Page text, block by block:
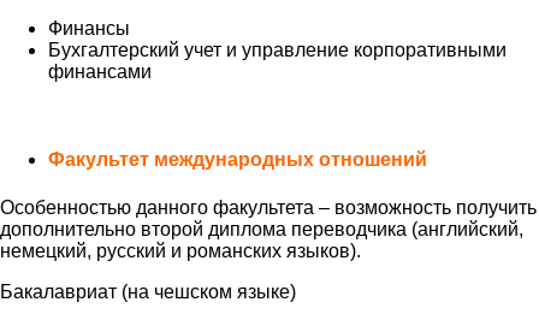
Финансы
Бухгалтерский учет и управление корпоративными
финансами
Факультет международных отношений
Особенностью данного факультета – возможность получить
дополнительно второй диплома переводчика (английский,
немецкий, русский и романских языков).
Бакалавриат (на чешском языке)